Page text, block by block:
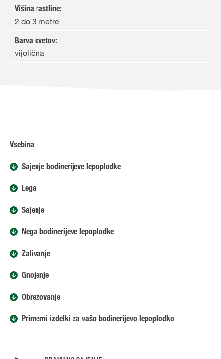
Višina rastline:
2 do 3 metre
Barva cvetov:
vijolična
Vsebina
Sajenje bodinerijeve lepoplodke
Lega
Sajenje
Nega bodinerijeve lepoplodke
Zalivanje
Gnojenje
Obrezovanje
Primerni izdelki za vašo bodinerijevo lepoplodko